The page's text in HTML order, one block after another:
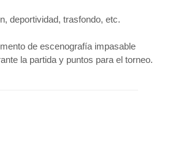
deportividad, trasfondo, etc.
de escenografía impasable
la partida y puntos para el torneo.